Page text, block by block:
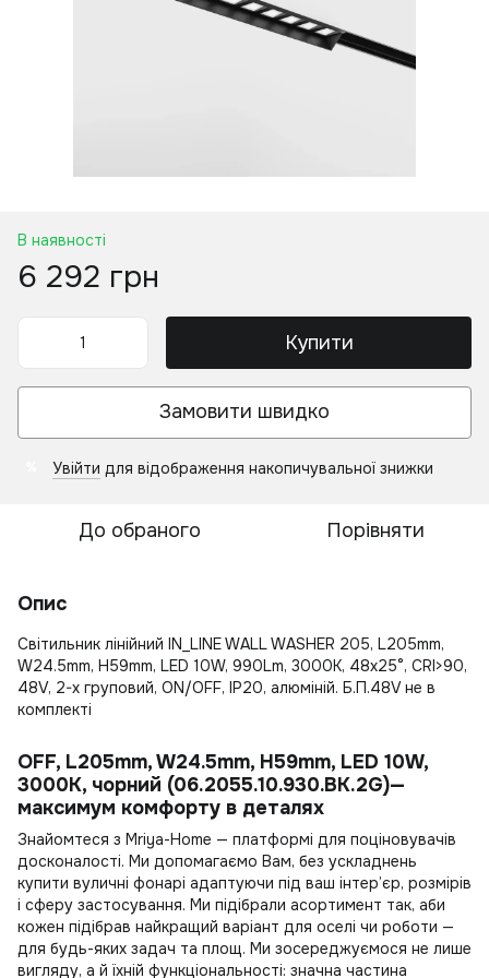
В наявності
6 292 грн
Купити
Замовити швидко
Увійти для відображення накопичувальної знижки
До обраного Порівняти
Опис
Світильник лінійний IN_LINE WALL WASHER 205, L205mm,
W24.5mm, H59mm, LED 10W, 990Lm, 3000К, 48x25°, CRI>90,
48V, 2-х груповий, ON/OFF, IP20, алюміній. Б.П.48V не в
комплекті
OFF, L205mm, W24.5mm, H59mm, LED 10W,
3000К, чорний (06.2055.10.930.BK.2G)—
максимум комфорту в деталях
Знайомтеся з Mriya-Home — платформі для поціновувачів
досконалості. Ми допомагаємо Вам, без ускладнень
купити вуличні фонарі адаптуючи під ваш інтер’єр, розмірів
і сферу застосування. Ми підібрали асортимент так, аби
кожен підібрав найкращий варіант для оселі чи роботи —
для будь-яких задач та площ. Ми зосереджуємося не лише
вигляду, а й їхній функціональності: значна частина